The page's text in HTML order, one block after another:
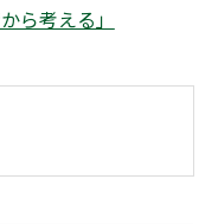
ら考える」